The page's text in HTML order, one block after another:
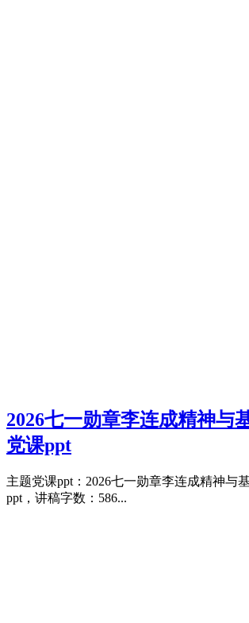
2026七一勋章李连成精神与
党课ppt
主题党课ppt：2026七一勋章李连成精神与
ppt，讲稿字数：586...